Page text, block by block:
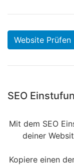
Website Prüfen
SEO
Mit dem SEO
deiner
Kopiere einen